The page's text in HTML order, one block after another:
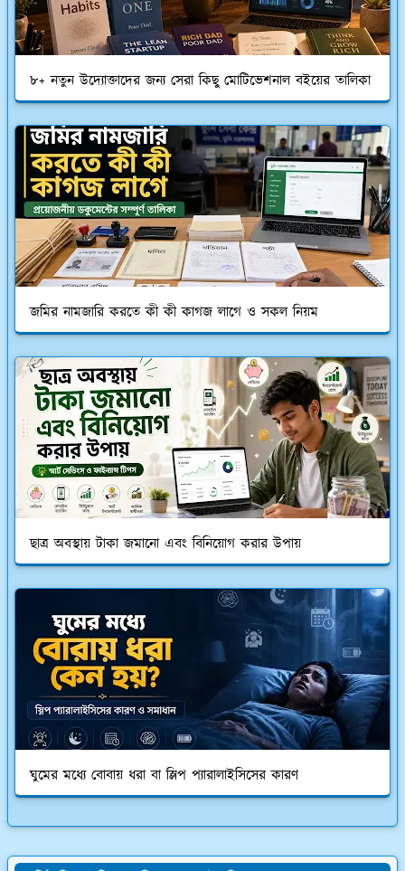
৮+ নতুন উদ্যোক্তাদের জন্য সেরা কিছু মোটিভেশনাল বইয়ের তালিকা
জমির নামজারি করতে কী কী কাগজ লাগে ও সকল নিয়ম
ছাত্র অবস্থায় টাকা জমানো এবং বিনিয়োগ করার উপায়
ঘুমের মধ্যে বোবায় ধরা বা স্লিপ প্যারালাইসিসের কারণ